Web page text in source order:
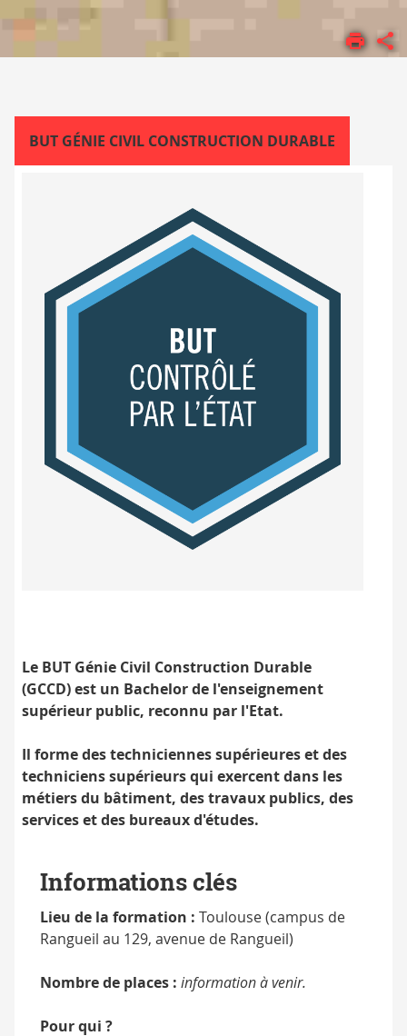
FORMATIONS
BUT GÉNIE CIVIL CONSTRUCTION DURABLE
Le BUT Génie Civil Construction Durable
(GCCD)est un Bachelor de l'enseignement
supérieur public, reconnu par l'Etat.
Il forme des techniciennes supérieures et des
techniciens supérieurs qui exercent dans les
métiers du bâtiment, des travaux publics, des
services et des bureaux d'études.
Informations clés
Lieu de la formation : Toulouse (campus de
Rangueil au 129, avenue de Rangueil)
Nombre de places : information à venir.
Pour qui ?